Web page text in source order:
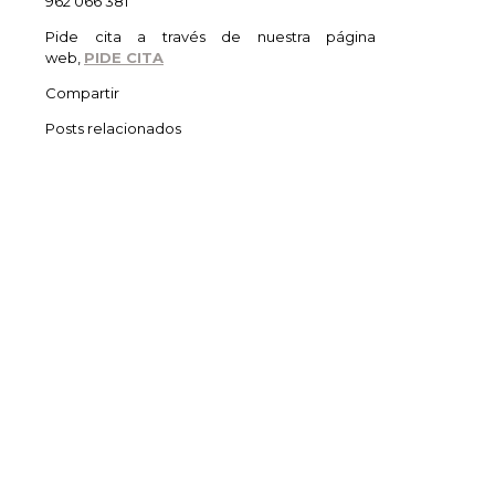
Pide cita a través de nuestra página
web, PIDE CITA
Compartir
Posts relacionados